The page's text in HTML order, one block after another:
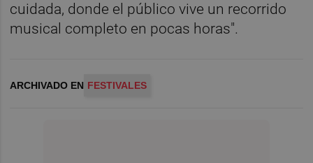
cuidada, donde el público vive un recorrido
musical completo en pocas horas".
ARCHIVADO EN FESTIVALES